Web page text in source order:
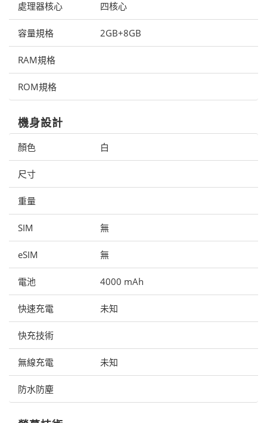
處理器核心 四核心
容量規格 2GB+8GB
RAM規格
ROM規格
機身設計
顏色 白
尺寸
重量
SIM 無
eSIM 無
電池 4000 mAh
快速充電 未知
快充技術
無線充電 未知
防水防塵